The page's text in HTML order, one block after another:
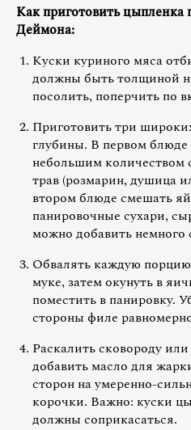
Как приготовить
Деймона:
Куски куриного мяса
должны быть толщиной
посолить, поперчить по
Приготовить три
глубины. В первом
небольшим количеством
трав (розмарин, душица
втором блюде смешать
панировочные сухари,
можно добавить немного
Обвалять каждую
муке, затем окунуть в
поместить в панировку.
стороны филе
Раскалить сковороду
добавить масло для
сторон на умеренно-
корочки. Важно: куски
должны соприкасаться.